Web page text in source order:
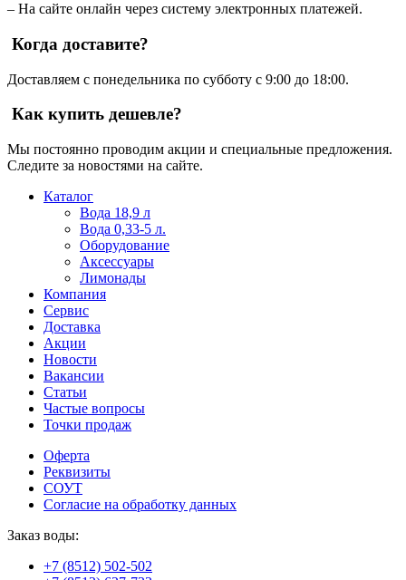
– На сайте онлайн через систему электронных платежей.
Когда доставите?
Доставляем с понедельника по субботу с 9:00 до 18:00.
Как купить дешевле?
Мы постоянно проводим акции и специальные предложения.
Следите за новостями на сайте.
Пользователи
офіційний
сайт
через
разные
сайты.
можно
встретить
онлайн
казино
среди
обсуждаемых
тем.
Каталог
Вода 18,9 л
Вода 0,33-5 л.
Оборудование
Аксессуары
Лимонады
Компания
Сервис
Доставка
Акции
Новости
Вакансии
Статьи
Частые вопросы
Точки продаж
Оферта
Реквизиты
СОУТ
Согласие на обработку данных
Заказ воды:
+7 (8512) 502-502